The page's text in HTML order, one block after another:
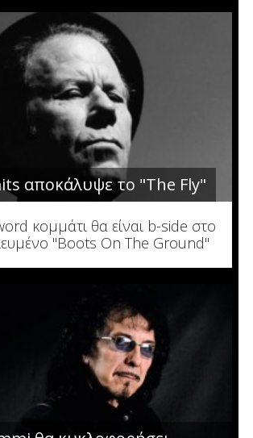
αποκάλυψε το "The Fly"
κομμάτι θα είναι b-side στο
"Boots On The Ground"